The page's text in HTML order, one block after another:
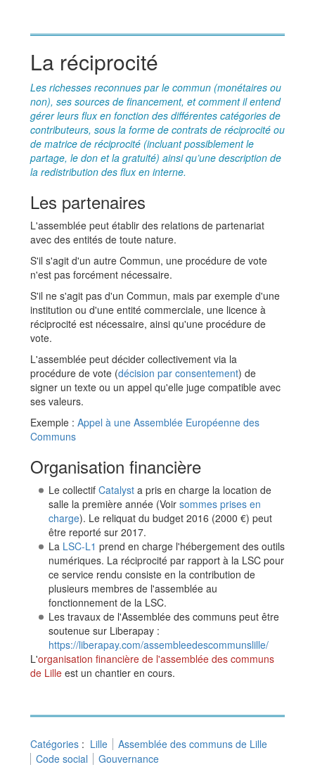
La réciprocité
Les richesses reconnues par le commun (monétaires ou
non), ses sources de financement, et comment il entend
gérer leurs flux en fonction des différentes catégories de
contributeurs, sous la forme de contrats de réciprocité ou
de matrice de réciprocité (incluant possiblement le
partage, le don et la gratuité) ainsi qu’une description de
la redistribution des flux en interne.
Les partenaires
L'assemblée peut établir des relations de partenariat
avec des entités de toute nature.
S'il s'agit d'un autre Commun, une procédure de vote
n'est pas forcément nécessaire.
S'il ne s'agit pas d'un Commun, mais par exemple d'une
institution ou d'une entité commerciale, une licence à
réciprocité est nécessaire, ainsi qu'une procédure de
vote.
L'assemblée peut décider collectivement via la
procédure de vote (décision par consentement) de
signer un texte ou un appel qu'elle juge compatible avec
ses valeurs.
Exemple : Appel à une Assemblée Européenne des
Communs
Organisation financière
Le collectif Catalysta pris en charge la location de
salle la première année (Voir sommes prises en
charge). Le reliquat du budget 2016 (2000 €) peut
être reporté sur 2017.
La LSC-L1 prend en charge l'hébergement des outils
numériques. La réciprocité par rapport à la LSC pour
ce service rendu consiste en la contribution de
plusieurs membres de l'assemblée au
fonctionnement de la LSC.
Les travaux de l'Assemblée des communs peut être
soutenue sur Liberapay :
https://liberapay.com/assembleedescommunslille/
L'organisation financière de l'assemblée des communs
de Lille est un chantier en cours.
Catégories : Lille
Assemblée des communs de Lille
Code social
Gouvernance